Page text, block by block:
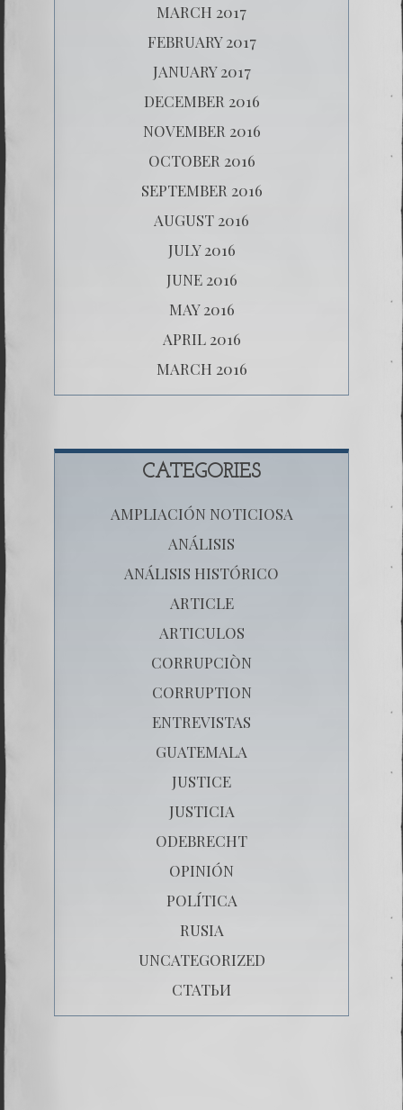
MARCH 2017
FEBRUARY 2017
JANUARY 2017
DECEMBER 2016
NOVEMBER 2016
OCTOBER 2016
SEPTEMBER 2016
AUGUST 2016
JULY 2016
JUNE 2016
MAY 2016
APRIL 2016
MARCH 2016
CATEGORIES
AMPLIACIÓN NOTICIOSA
ANÁLISIS
ANÁLISIS HISTÓRICO
ARTICLE
ARTICULOS
CORRUPCIÒN
CORRUPTION
ENTREVISTAS
GUATEMALA
JUSTICE
JUSTICIA
ODEBRECHT
OPINIÓN
POLÍTICA
RUSIA
UNCATEGORIZED
СТАТЬИ